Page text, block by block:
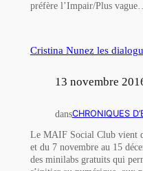
préfère l’Impair/Plus vague…
Cristina Nunez les
13 novembre
dansCHRONIQUES
Le MAIF Social Club vient
et du 7 novembre au 15
des minilabs gratuits qui